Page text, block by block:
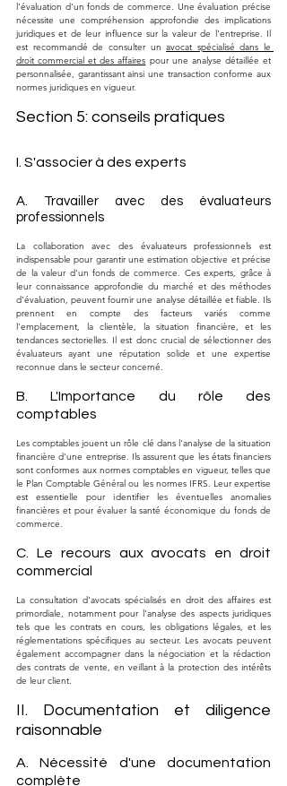
l'évaluation d'un fonds de commerce. Une évaluation précise
nécessite une compréhension approfondie des implications
juridiques et de leur influence sur la valeur de l'entreprise. Il
est recommandé de consulter un avocat spécialisé dans le
droit commercial et des affaires pour une analyse détaillée et
personnalisée, garantissant ainsi une transaction conforme aux
normes juridiques en vigueur.
Section 5: conseils pratiques
I. S'associer à des experts
A. Travailler avec des évaluateurs
professionnels
La collaboration avec des évaluateurs professionnels est
indispensable pour garantir une estimation objective et précise
de la valeur d'un fonds de commerce. Ces experts, grâce à
leur connaissance approfondie du marché et des méthodes
d'évaluation, peuvent fournir une analyse détaillée et fiable. Ils
prennent en compte des facteurs variés comme
l'emplacement, la clientèle, la situation financière, et les
tendances sectorielles. Il est donc crucial de sélectionner des
évaluateurs ayant une réputation solide et une expertise
reconnue dans le secteur concerné.
B. L'Importance du rôle des
comptables
Les comptables jouent un rôle clé dans l'analyse de la situation
financière d'une entreprise. Ils assurent que les états financiers
sont conformes aux normes comptables en vigueur, telles que
le Plan Comptable Général ou les normes IFRS. Leur expertise
est essentielle pour identifier les éventuelles anomalies
financières et pour évaluer la santé économique du fonds de
commerce.
C. Le recours aux avocats en droit
commercial
La consultation d'avocats spécialisés en droit des affaires est
primordiale, notamment pour l'analyse des aspects juridiques
tels que les contrats en cours, les obligations légales, et les
réglementations spécifiques au secteur. Les avocats peuvent
également accompagner dans la négociation et la rédaction
des contrats de vente, en veillant à la protection des intérêts
de leur client.
II. Documentation et diligence
raisonnable
A. Nécessité d'une documentation
complète